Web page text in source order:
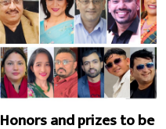
Honors and prizes to be